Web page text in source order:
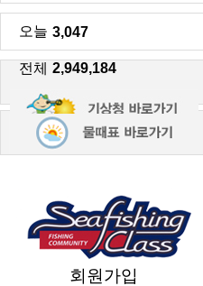
오늘 3,047
전체 2,949,184
회원가입